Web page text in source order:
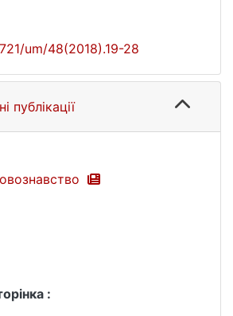
um/48(2018).19-28
публікації
: